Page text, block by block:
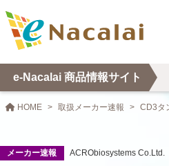
e-Nacalai 商品情報サイト
HOME 取扱メーカー速報 CD3タ
メーカー速報 ACRObiosystems Co.Ltd.